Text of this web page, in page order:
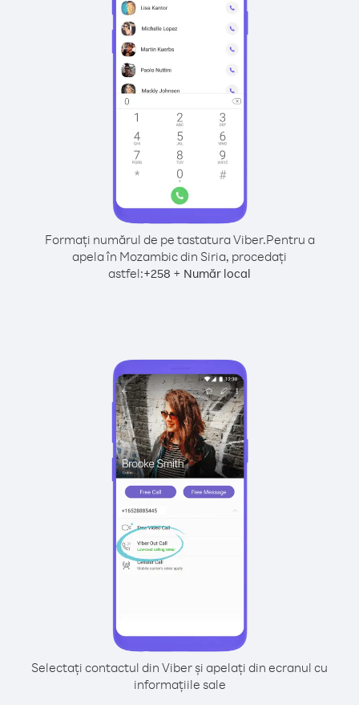
Formați numărul de pe tastatura Viber.Pentru a
apela în Mozambic din Siria, procedați
astfel:+258 + Număr local
Selectați contactul din Viber și apelați din ecranul cu
informațiile sale